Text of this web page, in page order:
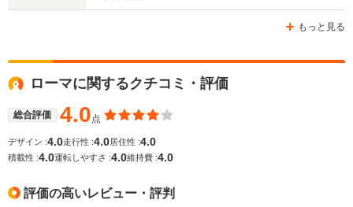
WLTCモード
燃費
もっと見る
ローマに関するクチコミ・評価
総合評価 4.0点
デザイン :4.0走行性 :4.0居住性 :4.0
積載性 :4.0運転しやすさ :4.0維持費 :4.0
評価の高いレビュー・評判